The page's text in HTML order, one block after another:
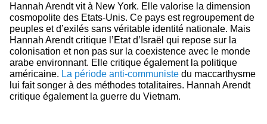
Hannah Arendt vit à New York. Elle valorise la dimension
cosmopolite des Etats-Unis. Ce pays est regroupement de
peuples et d’exilés sans véritable identité nationale. Mais
Hannah Arendt critique l’Etat d’Israël qui repose sur la
colonisation et non pas sur la coexistence avec le monde
arabe environnant. Elle critique également la politique
américaine. La période anti-communiste du maccarthysme
lui fait songer à des méthodes totalitaires. Hannah Arendt
critique également la guerre du Vietnam.